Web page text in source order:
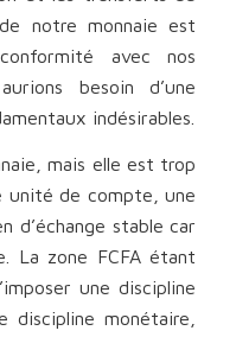
notre monnaie est
avec nos
besoin d’une
indésirables.
mais elle est trop
unité de compte, une
d’échange stable car
La zone FCFA étant
une discipline
discipline monétaire,